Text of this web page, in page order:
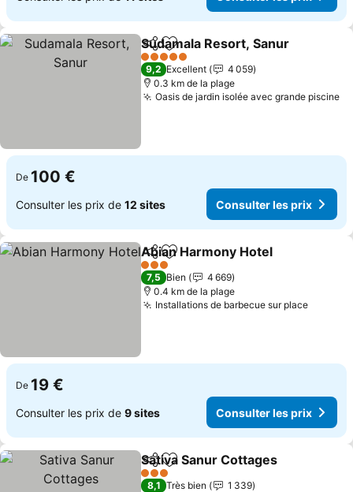
PartagerAjouter à mes favoris
Sudamala Resort, Sanur
5 Étoiles
9,2 Excellent
4 059
0.3 km de la plage
Oasis de jardin isolée avec grande piscine
De 100 €
Consulter les prix de 12 sites Consulter les prix
PartagerAjouter à mes favoris
Abian Harmony Hotel
3 Étoiles
7,5 Bien
4 669
0.4 km de la plage
Installations de barbecue sur place
De 19 €
Consulter les prix de 9 sites Consulter les prix
PartagerAjouter à mes favoris
Sativa Sanur Cottages
3 Étoiles
8,1 Très bien
1 339